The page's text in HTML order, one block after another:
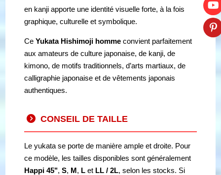
en kanji apporte une identité visuelle forte, à la fois
graphique, culturelle et symbolique.
CeYukata Hishimoji homme convient parfaitement
aux amateurs de culture japonaise, de kanji, de
kimono, de motifs traditionnels, d’arts martiaux, de
calligraphie japonaise et de vêtements japonais
authentiques.
CONSEIL DE TAILLE
Le yukata se porte de manière ample et droite. Pour
ce modèle, les tailles disponibles sont généralement
Happi 45",S, M, L et LL / 2L, selon les stocks. Si